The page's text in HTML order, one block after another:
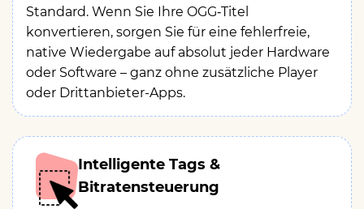
Standard. Wenn Sie Ihre OGG‑Titel
konvertieren, sorgen Sie für eine fehlerfreie,
native Wiedergabe auf absolut jeder Hardware
oder Software – ganz ohne zusätzliche Player
oder Drittanbieter-Apps.
Intelligente Tags &
Bitratensteuerung